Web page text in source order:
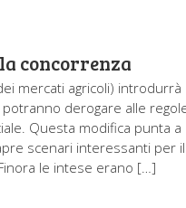
concorrenza
mercati agricoli) introdurrà
derogare alle
Questa modifica punta a
scenari interessanti per il
le intese erano […]